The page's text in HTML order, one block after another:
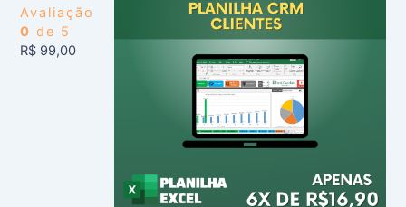
Avaliação
0 de 5
R$ 99,00